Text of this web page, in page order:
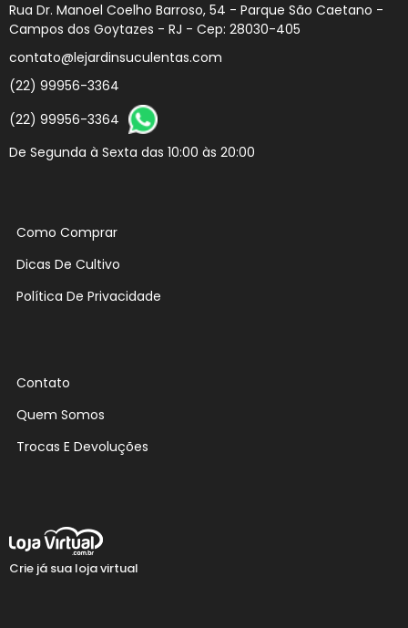
Senecios
Rua Dr. Manoel Coelho Barroso, 54 - Parque São Caetano -
Campos dos Goytazes - RJ - Cep: 28030-405
contato@lejardinsuculentas.com
(22) 99956-3364
(22) 99956-3364
De Segunda à Sexta das 10:00 às 20:00
Como Comprar
Dicas De Cultivo
Política De Privacidade
Contato
Quem Somos
Trocas E Devoluções
Crie já sua loja virtual